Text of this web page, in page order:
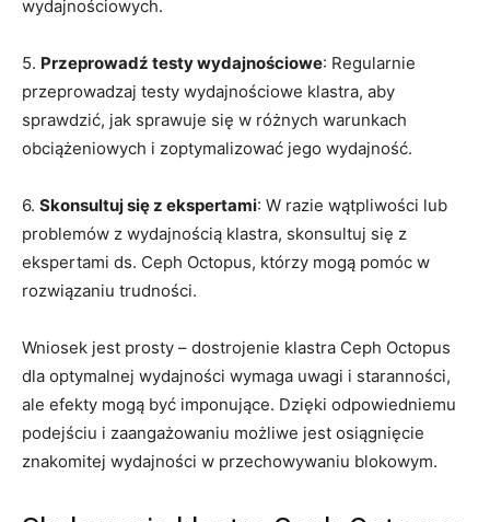
wydajnościowych.
5. Przeprowadź testy wydajnościowe: Regularnie
przeprowadzaj ‍testy ⁢wydajnościowe‍ klastra, aby
sprawdzić, jak​ sprawuje się w różnych warunkach
⁤obciążeniowych‍ i‌ zoptymalizować jego wydajność.
6. Skonsultuj się z ekspertami: W razie wątpliwości lub
‌problemów z wydajnością klastra, skonsultuj się ‍z
ekspertami ds.⁤ Ceph Octopus, którzy mogą ⁢pomóc w
rozwiązaniu trudności.
Wniosek ⁣jest prosty – dostrojenie klastra Ceph Octopus
dla optymalnej wydajności​ wymaga uwagi i ‌staranności,
ale⁣ efekty mogą być imponujące. Dzięki odpowiedniemu
podejściu i zaangażowaniu⁣ możliwe jest ⁤osiągnięcie‍
znakomitej wydajności w przechowywaniu ‌blokowym.